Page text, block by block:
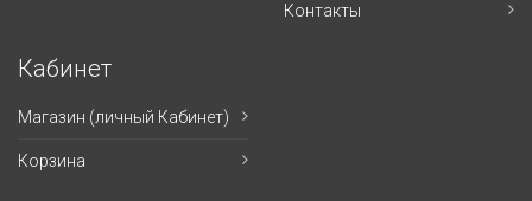
Контакты
Кабинет
Магазин (личный Кабинет)
Корзина